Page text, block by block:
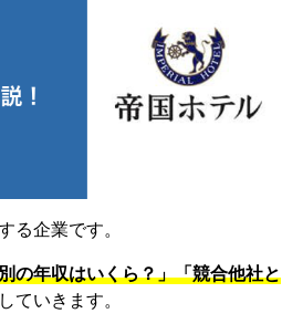
る企業です。
の年収はいくら？」「競合他社と
ていきます。